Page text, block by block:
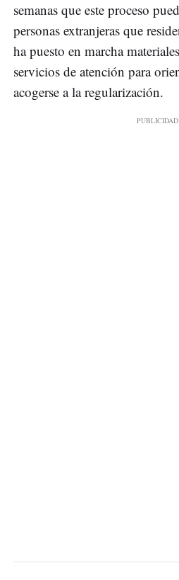
semanas que este proceso
personas extranjeras que
ha puesto en marcha
servicios de atención para
acogerse a la regularización.